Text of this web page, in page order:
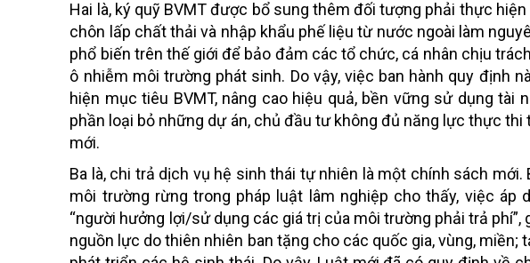
Hai là, ký quỹ BVMT được bổ sung thêm đối tượng phải thực
chôn lấp chất thải và nhập khẩu phế liệu từ nước ngoài làm
phổ biến trên thế giới để bảo đảm các tổ chức, cá nhân chịu
ô nhiễm môi trường phát sinh. Do vậy, việc ban hành quy định
hiện mục tiêu BVMT, nâng cao hiệu quả, bền vững sử dụng tài
phần loại bỏ những dự án, chủ đầu tư không đủ năng lực thực thi
mới.
Ba là, chi trả dịch vụ hệ sinh thái tự nhiên là một chính sách
môi trường rừng trong pháp luật lâm nghiệp cho thấy, việc áp
“người hưởng lợi/sử dụng các giá trị của môi trường phải trả
nguồn lực do thiên nhiên ban tặng cho các quốc gia, vùng,